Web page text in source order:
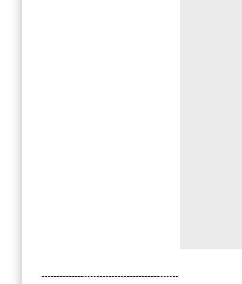
---------------------------------------------